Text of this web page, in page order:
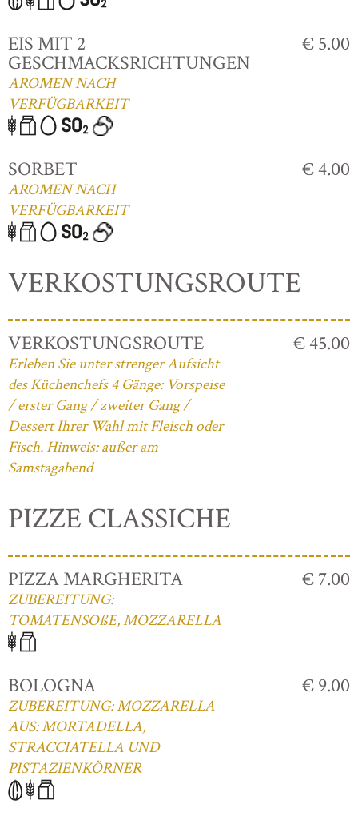
EIS MIT 2
GESCHMACKSRICHTUNGEN
AROMEN NACH
VERFÜGBARKEIT
€ 5.00
SORBET
AROMEN NACH
VERFÜGBARKEIT
€ 4.00
VERKOSTUNGSROUTE
VERKOSTUNGSROUTE
Erleben Sie unter strenger Aufsicht
des Küchenchefs 4 Gänge: Vorspeise
/ erster Gang / zweiter Gang /
Dessert Ihrer Wahl mit Fleisch oder
Fisch. Hinweis: außer am
Samstagabend
€ 45.00
PIZZE CLASSICHE
PIZZA MARGHERITA
ZUBEREITUNG:
TOMATENSOßE, MOZZARELLA
€ 7.00
BOLOGNA
ZUBEREITUNG: MOZZARELLA
AUS: MORTADELLA,
STRACCIATELLA UND
PISTAZIENKÖRNER
€ 9.00